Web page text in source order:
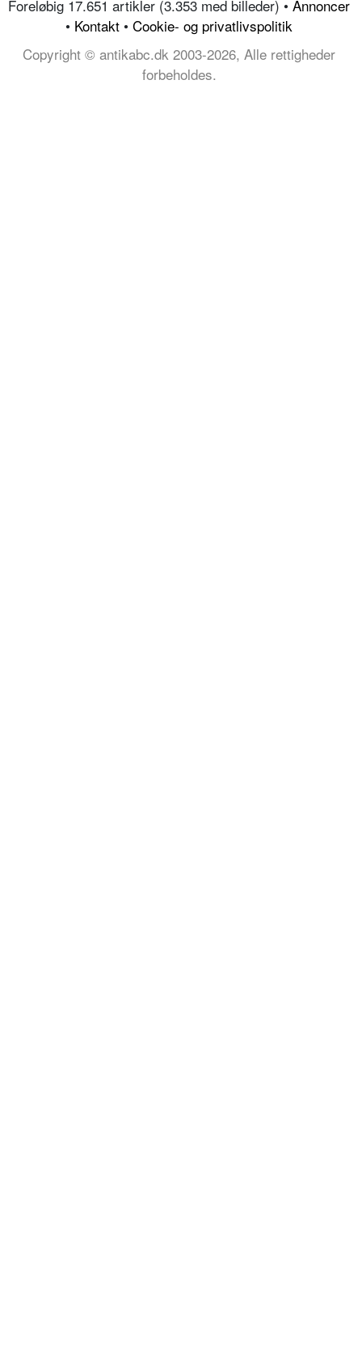
Foreløbig 17.651 artikler (3.353 med billeder) • Annoncer
• Kontakt • Cookie- og privatlivspolitik
Copyright © antikabc.dk 2003-2026, Alle rettigheder
forbeholdes.